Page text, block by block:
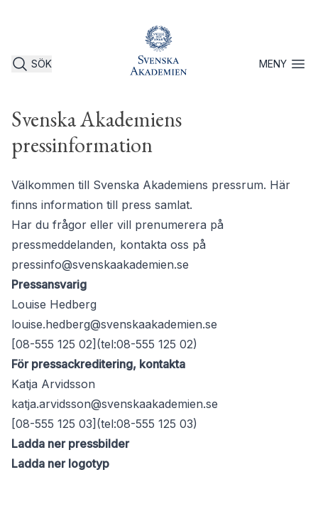
SÖK MENYÖppna
Svenska Akademiens
pressinformation
Välkommen till Svenska Akademiens pressrum. Här
finns information till press samlat.
Har du frågor eller vill prenumerera på
pressmeddelanden, kontakta oss på
pressinfo@svenskaakademien.se
Pressansvarig
Louise Hedberg
louise.hedberg@svenskaakademien.se
[08-555 125 02](tel:08-555 125 02)
För pressackreditering, kontakta
Katja Arvidsson
katja.arvidsson@svenskaakademien.se
[08-555 125 03](tel:08-555 125 03)
Ladda ner pressbilder
Ladda ner logotyp